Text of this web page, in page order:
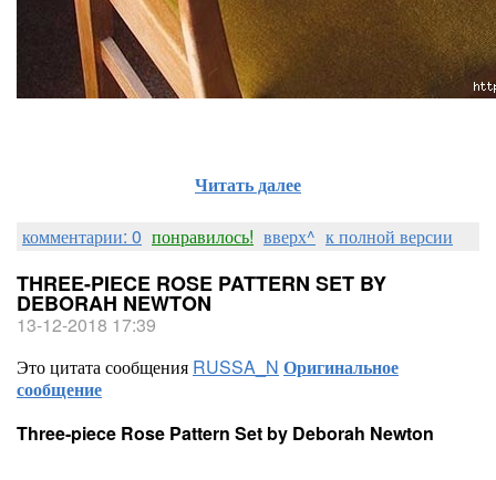
Читать далее
комментарии: 0 понравилось! вверх^ к полной версии
THREE-PIECE ROSE PATTERN SET BY
DEBORAH NEWTON
13-12-2018 17:39
Это цитата сообщения RUSSA_N Оригинальное
сообщение
Three-piece Rose Pattern Set by Deborah Newton